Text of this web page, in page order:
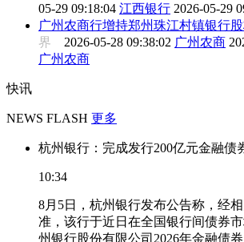
05-29 09:18:04 江西银行 2026-05-29
广州农商行增持郑州珠江村镇银行
界 2026-05-28 09:38:02 广州农商
广州农商
快讯
NEWS FLASH 更多
杭州银行：完成发行200亿元金融债
10:34
8月5日，杭州银行发布公告称，经
准，该行于近日在全国银行间债券
州银行股份有限公司2026年金融债